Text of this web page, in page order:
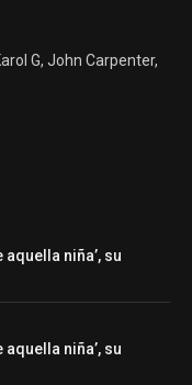
G, John Carpenter,
niña’, su
niña’, su